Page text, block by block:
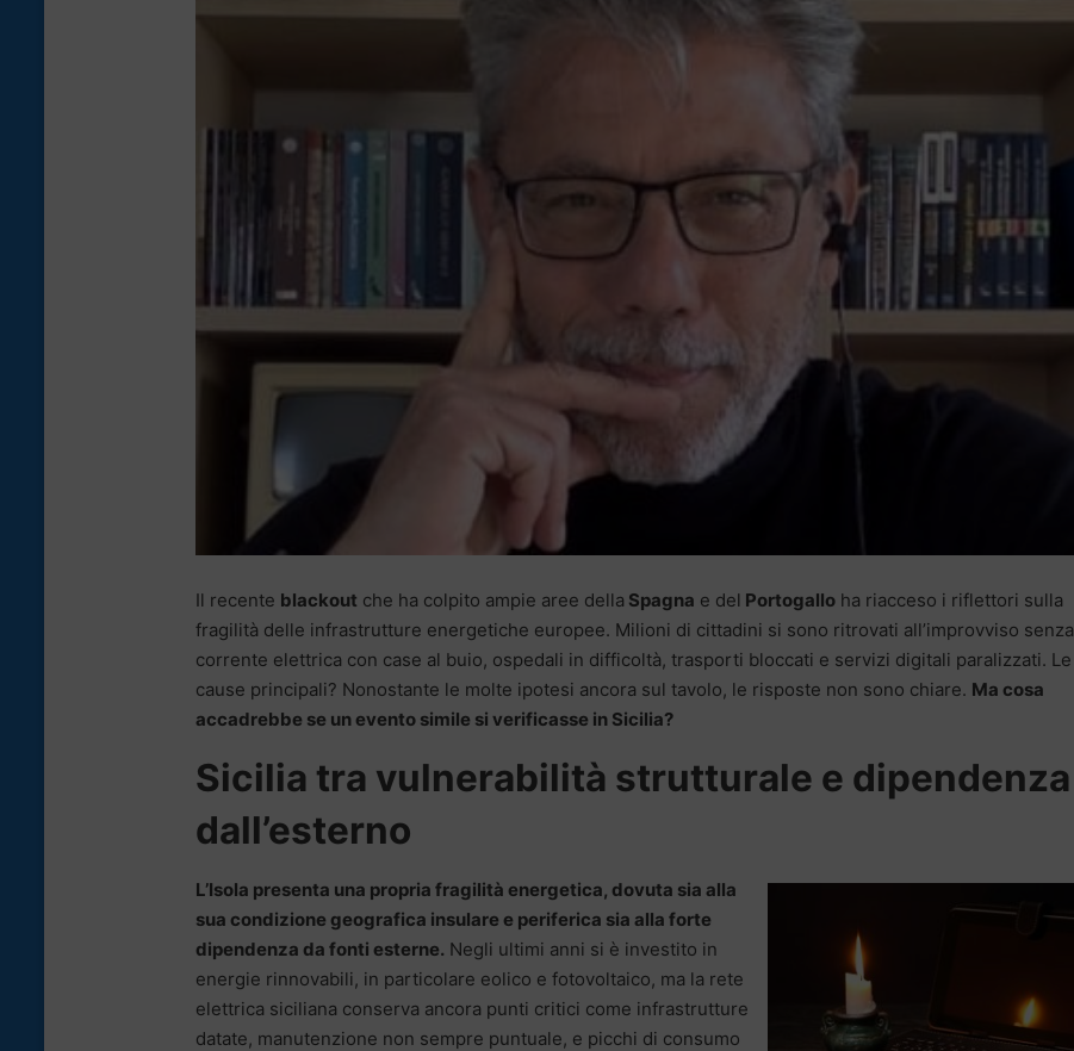
Il recente blackout che ha colpito ampie aree della Spagna e del Portogallo ha riacceso i riflettori sulla
fragilità delle infrastrutture energetiche europee. Milioni di cittadini si sono ritrovati all’improvviso senza
corrente elettrica con case al buio, ospedali in difficoltà, trasporti bloccati e servizi digitali paralizzati. Le
cause principali? Nonostante le molte ipotesi ancora sul tavolo, le risposte non sono chiare. Ma cosa
accadrebbe se un evento simile si verificasse in Sicilia?
Sicilia tra vulnerabilità strutturale e dipendenza
dall’esterno
L’Isola presenta una propria fragilità energetica, dovuta sia alla
sua condizione geografica insulare e periferica sia alla forte
dipendenza da fonti esterne. Negli ultimi anni si è investito in
energie rinnovabili, in particolare eolico e fotovoltaico, ma la rete
elettrica siciliana conserva ancora punti critici come infrastrutture
datate, manutenzione non sempre puntuale, e picchi di consumo